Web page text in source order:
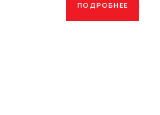
ПОДРОБНЕЕ